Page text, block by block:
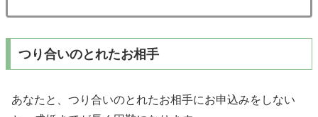
つり合いのとれたお相手
あなたと、つり合いのとれたお相手にお申込みをしない